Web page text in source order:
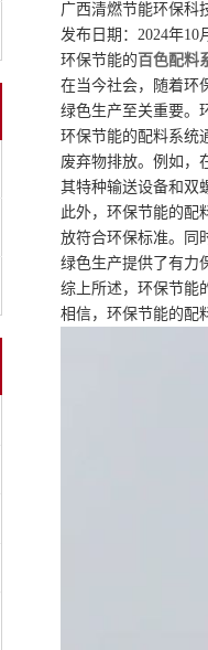
广西清燃节能环保科
发布日期：2024年10
环保节能的 百色配料
在当今社会，随着环
绿色生产至关重要。
环保节能的配料系统
废弃物排放。例如，
其特种输送设备和双
此外，环保节能的配
放符合环保标准。同
绿色生产提供了有力
综上所述，环保节能
相信，环保节能的配